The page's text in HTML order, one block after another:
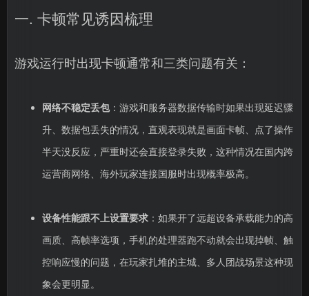
一. 卡顿常见诱因梳理
游戏运行时出现卡顿通常和三类问题有关：
网络不稳定丢包：游戏和服务器数据传输时如果出现延迟骤
升、数据包丢失的情况，直观表现就是画面卡帧、点了操作
半天没反应，严重时还会直接登录失败，这种情况在国内跨
运营商网络、海外玩家连接国服时出现概率极高。
设备性能跟不上设置要求：如果开了远超设备承载能力的高
画质、高帧率选项，手机的处理器跑不动就会出现掉帧、触
控响应慢的问题，在玩家扎堆的主城、多人团战场景这种现
象会更明显。